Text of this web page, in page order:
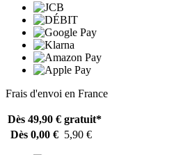
Frais d'envoi en France
Dès 49,90 € gratuit*
Dès 0,00 € 5,90 €